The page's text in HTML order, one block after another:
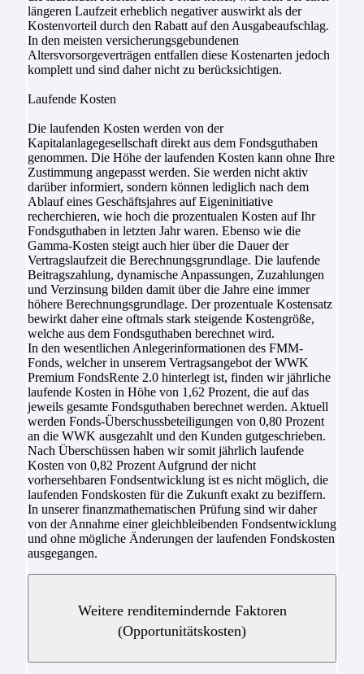
längeren Laufzeit erheblich negativer auswirkt als der
Kostenvorteil durch den Rabatt auf den Ausgabeaufschlag.
In den meisten versicherungsgebundenen
Altersvorsorgeverträgen entfallen diese Kostenarten jedoch
komplett und sind daher nicht zu berücksichtigen.
Laufende Kosten
Die laufenden Kosten werden von der
Kapitalanlagegesellschaft direkt aus dem Fondsguthaben
genommen. Die Höhe der laufenden Kosten kann ohne Ihre
Zustimmung angepasst werden. Sie werden nicht aktiv
darüber informiert, sondern können lediglich nach dem
Ablauf eines Geschäftsjahres auf Eigeninitiative
recherchieren, wie hoch die prozentualen Kosten auf Ihr
Fondsguthaben in letzten Jahr waren. Ebenso wie die
Gamma-Kosten steigt auch hier über die Dauer der
Vertragslaufzeit die Berechnungsgrundlage. Die laufende
Beitragszahlung, dynamische Anpassungen, Zuzahlungen
und Verzinsung bilden damit über die Jahre eine immer
höhere Berechnungsgrundlage. Der prozentuale Kostensatz
bewirkt daher eine oftmals stark steigende Kostengröße,
welche aus dem Fondsguthaben berechnet wird.
In den wesentlichen Anlegerinformationen des FMM-
Fonds, welcher in unserem Vertragsangebot der WWK
Premium FondsRente 2.0 hinterlegt ist, finden wir jährliche
laufende Kosten in Höhe von 1,62 Prozent, die auf das
jeweils gesamte Fondsguthaben berechnet werden. Aktuell
werden Fonds-Überschussbeteiligungen von 0,80 Prozent
an die WWK ausgezahlt und den Kunden gutgeschrieben.
Nach Überschüssen haben wir somit jährlich laufende
Kosten von 0,82 Prozent Aufgrund der nicht
vorhersehbaren Fondsentwicklung ist es nicht möglich, die
laufenden Fondskosten für die Zukunft exakt zu beziffern.
In unserer finanzmathematischen Prüfung sind wir daher
von der Annahme einer gleichbleibenden Fondsentwicklung
und ohne mögliche Änderungen der laufenden Fondskosten
ausgegangen.
Weitere renditemindernde Faktoren
(Opportunitätskosten)